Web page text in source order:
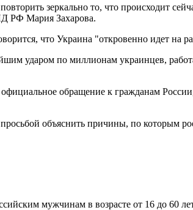
зеркально то, что происходит
РФ Мария Захарова.
что Украина "откровенно идет на
ударом по миллионам украинцев,
обращение к гражданам
объяснить причины, по которым
мужчинам в возрасте от 16 до 60